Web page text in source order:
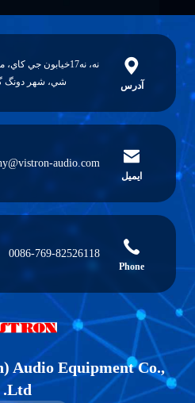
آدرس
نه، نه17خيابون
شي، شهر دونگ
ایمیل
audio.com
Phone
0086-769-82526118
Audio Equipment Co.,
Ltd.